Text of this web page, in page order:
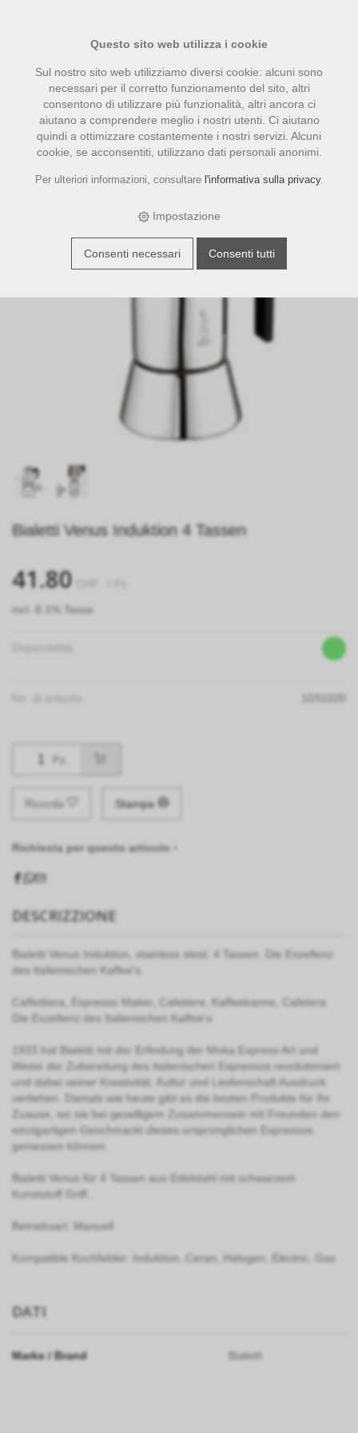
E-Shop › accessori › Bialetti › Bialetti Venus Induktion 4 Tassen
Bialetti Venus Induktion 4 Tassen
41.80
incl. 8.1% Tasse
Pz.
Ricorda Stampa
Richiesta per questo articolo ›
DESCRIZZIONE
Bialetti Venus Induktion, stainless steel, 4 Tassen. Die Exzellenz
des Italienischen Kaffee's
Caffettiera, Espresso Maker, Cafetiere, Kaffeekanne, Cafetera
Die Exzellenz des Italienischen Kaffee's
1933 hat Bialetti mit der Erfindung der Moka Express Art und
Weise der Zubereitung des italienischen Espressos revolutioniert
und dabei seiner Kreativität, Kultur und Leidenschaft Ausdruck
verliehen. Damals wie heute gibt es die besten Produkte für Ihr
Zuause, wo sie bei geselligem Zusammensein mit Freunden den
einzigartigen Geschmackt dieses ursprünglichen Espressos
geniessen können.
Bialetti Venus für 4 Tassen aus Edelstahl mit schwarzem
Kunststoff Griff.
Betriebsart: Manuell
Kompatible Kochfelder: Induktion, Ceran, Halogen, Electric, Gas
DATI
Marke / Brand Bialetti
Questo sito web utilizza i cookie
Sul nostro sito web utilizziamo diversi cookie: alcuni sono
necessari per il corretto funzionamento del sito, altri
consentono di utilizzare più funzionalità, altri ancora ci
aiutano a comprendere meglio i nostri utenti. Ci aiutano
quindi a ottimizzare costantemente i nostri servizi. Alcuni
cookie, se acconsentiti, utilizzano dati personali anonimi.
Per ulteriori informazioni, consultare l'informativa sulla privacy.
Impostazione
Consenti necessari Consenti tutti